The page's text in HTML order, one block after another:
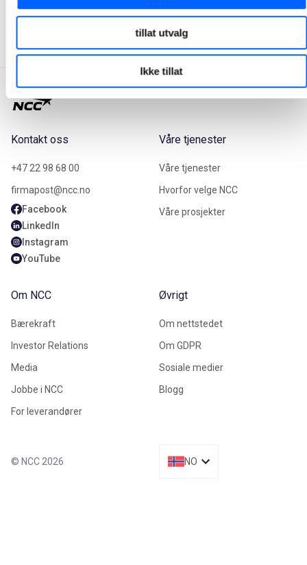
tillat utvalg
Ikke tillat
Send epost
Kontakt oss
+47 22 98 68 00
firmapost@ncc.no
Facebook
LinkedIn
Instagram
YouTube
Våre tjenester
Våre tjenester
Hvorfor velge NCC
Våre prosjekter
Om NCC
Bærekraft
Investor Relations
Media
Jobbe i NCC
For leverandører
Øvrigt
Om nettstedet
Om GDPR
Sosiale medier
Blogg
© NCC 2026 NO